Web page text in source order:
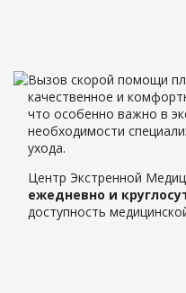
Вызов скорой помощи
качественное и
что особенно важно в
необходимости
ухода.
Центр Экстренной
ежедневно и
доступность